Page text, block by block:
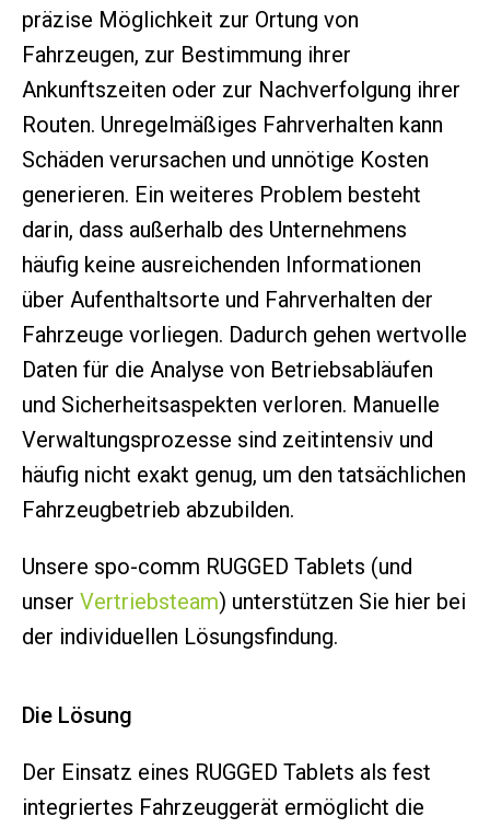
präzise Möglichkeit zur Ortung von
Fahrzeugen, zur Bestimmung ihrer
Ankunftszeiten oder zur Nachverfolgung ihrer
Routen. Unregelmäßiges Fahrverhalten kann
Schäden verursachen und unnötige Kosten
generieren. Ein weiteres Problem besteht
darin, dass außerhalb des Unternehmens
häufig keine ausreichenden Informationen
über Aufenthaltsorte und Fahrverhalten der
Fahrzeuge vorliegen. Dadurch gehen wertvolle
Daten für die Analyse von Betriebsabläufen
und Sicherheitsaspekten verloren. Manuelle
Verwaltungsprozesse sind zeitintensiv und
häufig nicht exakt genug, um den tatsächlichen
Fahrzeugbetrieb abzubilden.
Unsere spo-comm RUGGED Tablets (und
unser Vertriebsteam) unterstützen Sie hier bei
der individuellen Lösungsfindung.
Die Lösung
Der Einsatz eines RUGGED Tablets als fest
integriertes Fahrzeuggerät ermöglicht die